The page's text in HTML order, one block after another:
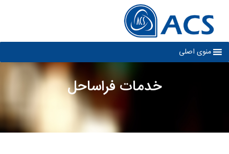
content
منوی اصلی
خدمات فراساحل